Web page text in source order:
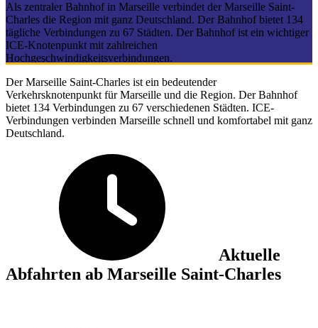
Als zentraler Bahnhof in Marseille verbindet der Marseille Saint-
Charles die Region mit ganz Deutschland. Der Bahnhof bietet 134
tägliche Verbindungen zu 67 Städten. Der Bahnhof ist ein wichtiger
ICE-Knotenpunkt mit zahlreichen
Hochgeschwindigkeitsverbindungen.
Der Marseille Saint-Charles ist ein bedeutender
Verkehrsknotenpunkt für Marseille und die Region. Der Bahnhof
bietet 134 Verbindungen zu 67 verschiedenen Städten. ICE-
Verbindungen verbinden Marseille schnell und komfortabel mit ganz
Deutschland.
Aktuelle
Abfahrten ab Marseille Saint-Charles